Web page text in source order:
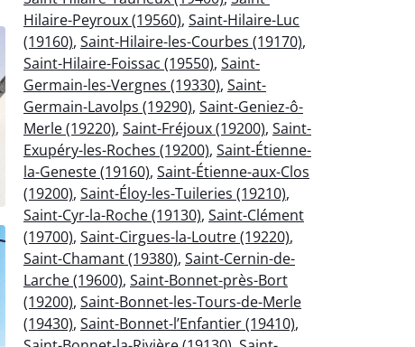
Hilaire-Peyroux (19560), Saint-Hilaire-Luc
(19160), Saint-Hilaire-les-Courbes (19170),
Saint-Hilaire-Foissac (19550), Saint-
Germain-les-Vergnes (19330), Saint-
Germain-Lavolps (19290), Saint-Geniez-ô-
Merle (19220), Saint-Fréjoux (19200), Saint-
Exupéry-les-Roches (19200), Saint-Étienne-
la-Geneste (19160), Saint-Étienne-aux-Clos
(19200), Saint-Éloy-les-Tuileries (19210),
Saint-Cyr-la-Roche (19130), Saint-Clément
(19700), Saint-Cirgues-la-Loutre (19220),
Saint-Chamant (19380), Saint-Cernin-de-
Larche (19600), Saint-Bonnet-près-Bort
(19200), Saint-Bonnet-les-Tours-de-Merle
(19430), Saint-Bonnet-l’Enfantier (19410),